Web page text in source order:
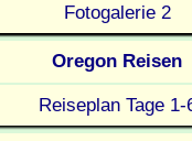
Fotogalerie 2
Oregon Reisen
Reiseplan Tage 1-